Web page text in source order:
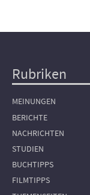
Hauptnavigation
Rubriken
MEINUNGEN
BERICHTE
NACHRICHTEN
STUDIEN
BUCHTIPPS
FILMTIPPS